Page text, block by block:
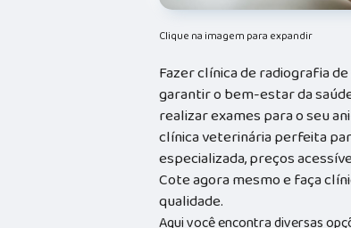
Clique na imagem para expandir
Fazer clínica de radiografia
garantir o bem-estar da
realizar exames para o seu
clínica veterinária perfeita
especializada, preços
Cote agora mesmo e faça
qualidade.
Aqui você encontra diversas